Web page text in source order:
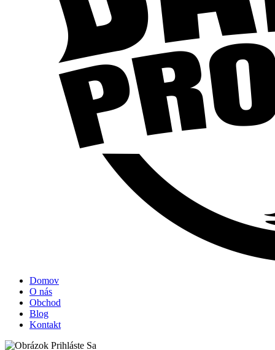
Domov
O nás
Obchod
Blog
Kontakt